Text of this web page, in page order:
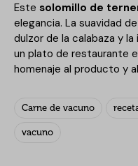
Este solomillo de
elegancia. La suavidad
dulzor de la calabaza y
un plato de restaurante
homenaje al producto y
Carne de vacuno
vacuno